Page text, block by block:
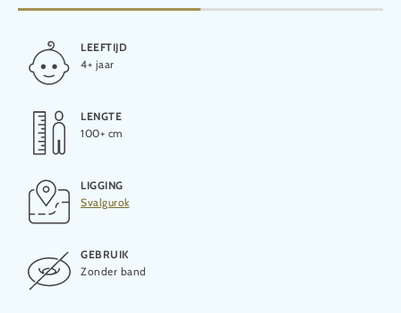
LEEFTIJD
4+ jaar
LENGTE
100+ cm
LIGGING
Svalgurok
GEBRUIK
Zonder band
HOOGTE
1,6 m
LENGTE
12 m
OPENING
2021
LEVERANCIER
ProSlide